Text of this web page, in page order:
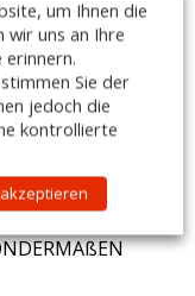
1,5 mm
0,8 mm
60 mm
mm
um Ihnen die
wir uns an Ihre
erinnern.
Sie der
jedoch die
kontrollierte